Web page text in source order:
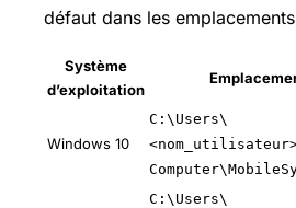
défaut dans les
Système
d’exploitation
Windows 10
C:\Users\
C:\Users\